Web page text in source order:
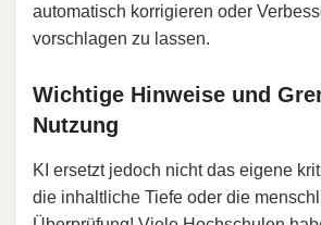
automatisch korrigieren oder
vorschlagen zu lassen.
Wichtige Hinweise und
Nutzung
KI ersetzt jedoch nicht das eigene
die inhaltliche Tiefe oder die